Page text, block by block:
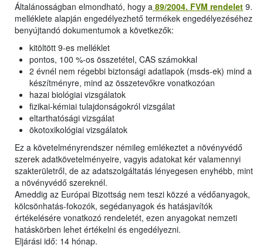
Általánosságban elmondható, hogy a 89/2004. FVM rendelet 9.
melléklete alapján engedélyezhető termékek engedélyezéséhez
benyújtandó dokumentumok a következők:
kitöltött 9-es melléklet
pontos, 100 %-os összetétel, CAS számokkal
2 évnél nem régebbi biztonsági adatlapok (msds-ek) mind a
készítményre, mind az összetevőkre vonatkozóan
hazai biológiai vizsgálatok
fizikai-kémiai tulajdonságokról vizsgálat
eltarthatósági vizsgálat
ökotoxikológiai vizsgálatok
Ez a követelményrendszer némileg emlékeztet a növényvédő
szerek adatkövetelményeire, vagyis adatokat kér valamennyi
szakterületről, de az adatszolgáltatás lényegesen enyhébb, mint
a növényvédő szereknél.
Ameddig az Európai Bizottság nem teszi közzé a védőanyagok,
kölcsönhatás-fokozók, segédanyagok és hatásjavítók
értékelésére vonatkozó rendeletét, ezen anyagokat nemzeti
hatáskörben lehet értékelni és engedélyezni.
Eljárási idő: 14 hónap.